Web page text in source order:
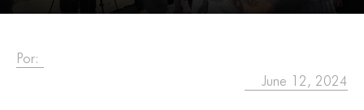
Por:
June 12, 2024